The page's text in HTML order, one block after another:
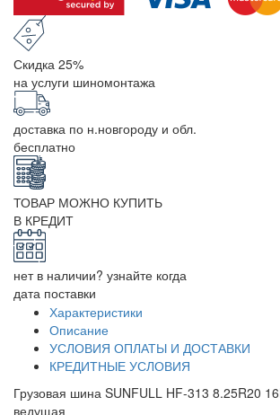
Скидка 25%
на услуги шиномонтажа
доставка по н.новгороду и обл.
бесплатно
ТОВАР МОЖНО КУПИТЬ
В КРЕДИТ
нет в наличии? узнайте когда
дата поставки
Характеристики
Описание
УСЛОВИЯ ОПЛАТЫ И ДОСТАВКИ
КРЕДИТНЫЕ УСЛОВИЯ
Грузовая шина SUNFULL HF-313 8.25R20
ведущая